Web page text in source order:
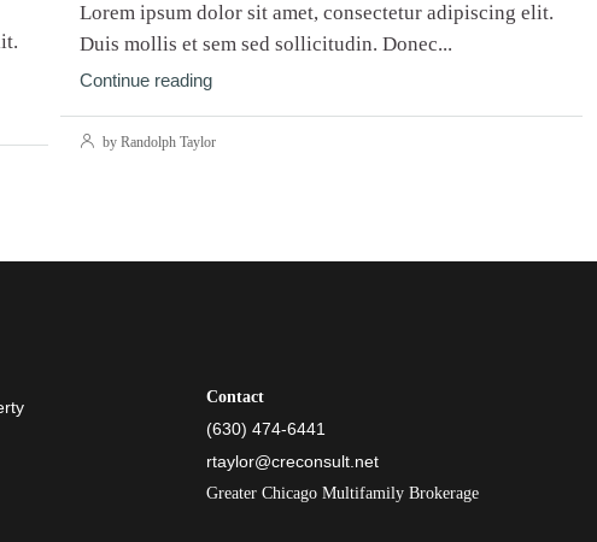
Lorem ipsum dolor sit amet, consectetur adipiscing elit.
Duis mollis et sem sed sollicitudin. Donec...
Continue reading
by Randolph Taylor
Contact
(630) 474-6441
rtaylor@creconsult.net
Greater Chicago Multifamily Brokerage